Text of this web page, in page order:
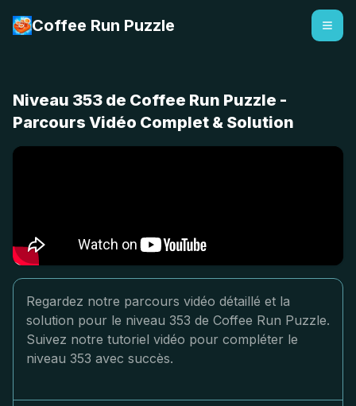
Coffee Run Puzzle
Niveau 353 de Coffee Run Puzzle -
Parcours Vidéo Complet & Solution
Regardez notre parcours vidéo détaillé et la
solution pour le niveau 353 de Coffee Run Puzzle.
Suivez notre tutoriel vidéo pour compléter le
niveau 353 avec succès.